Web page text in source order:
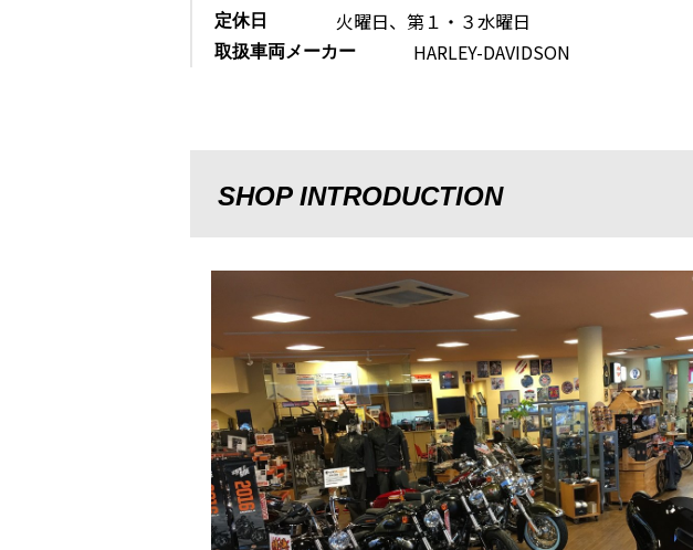
定休日 火曜日、第１・３水曜日
取扱車両メーカー HARLEY-DAVIDSON
SHOP INTRODUCTION